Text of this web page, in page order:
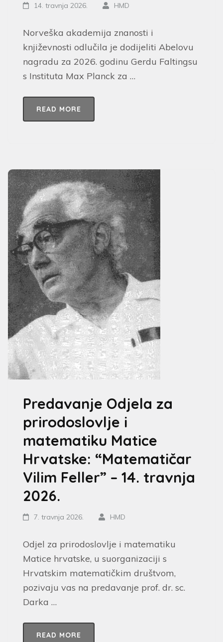
14. travnja 2026. HMD
Norveška akademija znanosti i
književnosti odlučila je dodijeliti Abelovu
nagradu za 2026. godinu Gerdu Faltingsu
s Instituta Max Planck za …
READ MORE
Predavanje Odjela za
prirodoslovlje i
matematiku Matice
Hrvatske: “Matematičar
Vilim Feller” – 14. travnja
2026.
7. travnja 2026. HMD
Odjel za prirodoslovlje i matematiku
Matice hrvatske, u suorganizaciji s
Hrvatskim matematičkim društvom,
pozivaju vas na predavanje prof. dr. sc.
Darka …
READ MORE